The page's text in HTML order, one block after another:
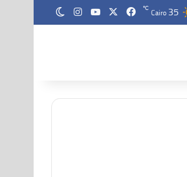
Cairo35
℃ فيسبوك ‫YouTubeانستقرام